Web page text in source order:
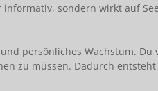
sondern wirkt auf
persönliches Wachstum. Du
zu müssen. Dadurch